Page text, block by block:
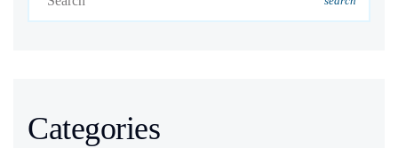
Categories